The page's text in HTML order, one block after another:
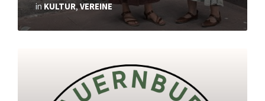
inKULTUR,VEREINE